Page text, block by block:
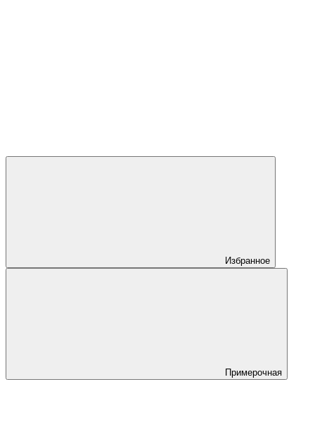
Избранное
Примерочная